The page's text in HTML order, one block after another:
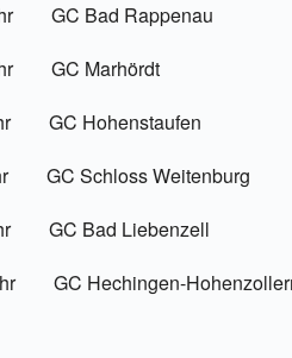
GC Bad Rappenau
GC Marhördt
GC Hohenstaufen
Schloss Weitenburg
GC Bad Liebenzell
GC Hechingen-